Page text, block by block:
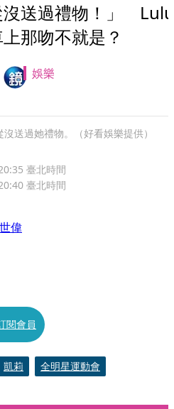
沒送過禮物！」 Lulu
那吻不就是？
娛樂
送過她禮物。（好看娛樂提供）
臺北時間
臺北時間
偉
閱會員
凱莉 全明星運動會